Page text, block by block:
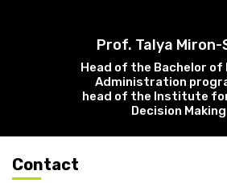
בואו נדבר
Prof. Talya
Head of the Bachelor of
Administration
head of the Institute
Decision
Contact